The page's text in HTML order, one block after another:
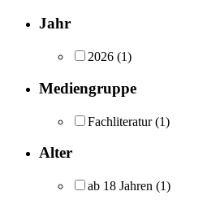
Jahr
2026 (1)
Mediengruppe
Fachliteratur (1)
Alter
ab 18 Jahren (1)